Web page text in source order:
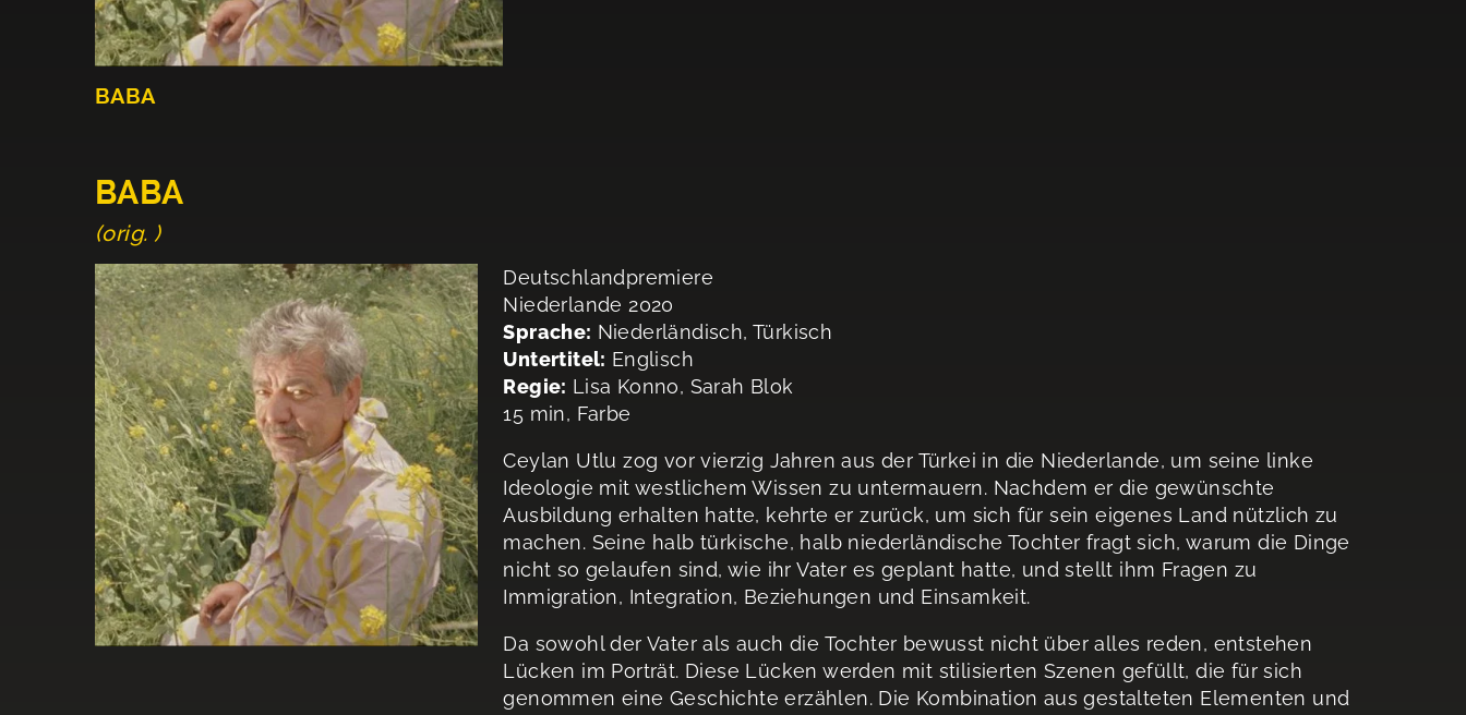
BABA
BABA
(orig. )
Deutschlandpremiere
Niederlande 2020
Sprache: Niederländisch, Türkisch
Untertitel: Englisch
Regie: Lisa Konno, Sarah Blok
15 min, Farbe
Ceylan Utlu zog vor vierzig Jahren aus der Türkei in die Niederlande, um seine linke
Ideologie mit westlichem Wissen zu untermauern. Nachdem er die gewünschte
Ausbildung erhalten hatte, kehrte er zurück, um sich für sein eigenes Land nützlich zu
machen. Seine halb türkische, halb niederländische Tochter fragt sich, warum die Dinge
nicht so gelaufen sind, wie ihr Vater es geplant hatte, und stellt ihm Fragen zu
Immigration, Integration, Beziehungen und Einsamkeit.
Da sowohl der Vater als auch die Tochter bewusst nicht über alles reden, entstehen
Lücken im Porträt. Diese Lücken werden mit stilisierten Szenen gefüllt, die für sich
genommen eine Geschichte erzählen. Die Kombination aus gestalteten Elementen und